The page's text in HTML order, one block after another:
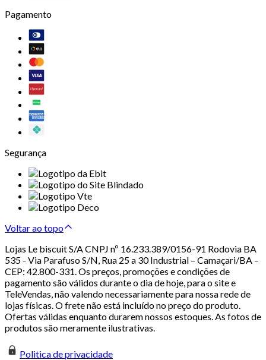
Pagamento
Segurança
Voltar ao topo
Lojas Le biscuit S/A CNPJ nº 16.233.389/0156-91 Rodovia BA
535 - Via Parafuso S/N, Rua 25 a 30 Industrial – Camaçari/BA –
CEP: 42.800-331. Os preços, promoções e condições de
pagamento são válidos durante o dia de hoje, para o site e
TeleVendas, não valendo necessariamente para nossa rede de
lojas físicas. O frete não está incluído no preço do produto.
Ofertas válidas enquanto durarem nossos estoques. As fotos de
produtos são meramente ilustrativas.
Politica de privacidade